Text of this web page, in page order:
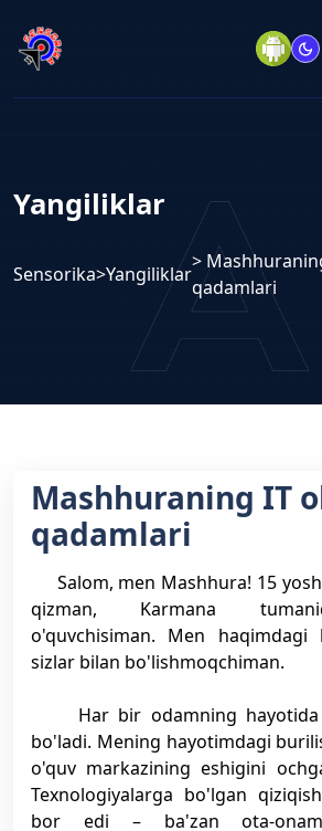
Yangiliklar
Sensorika>Yangiliklar
>
qadamlari
Mashhuraning IT
qadamlari
Salom, men Mashhura! 15
qizman, Karmana
o'quvchisiman. Men haqimdagi
sizlar bilan bo'lishmoqchiman.
Har bir odamning hayotida
bo'ladi. Mening hayotimdagi
o'quv markazining eshigini
Texnologiyalarga bo'lgan
bor edi – ba'zan ota-